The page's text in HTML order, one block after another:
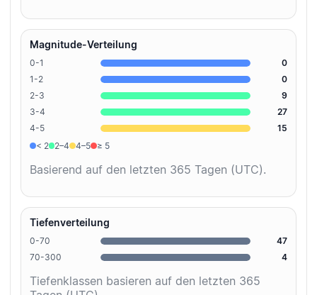
Magnitude-Verteilung
0-1
0
1-2
0
2-3
9
3-4
27
4-5
15
< 2
2–4 4–5 ≥ 5
Basierend auf den letzten 365 Tagen (UTC).
Tiefenverteilung
0-70
47
70-300
4
Tiefenklassen basieren auf den letzten 365